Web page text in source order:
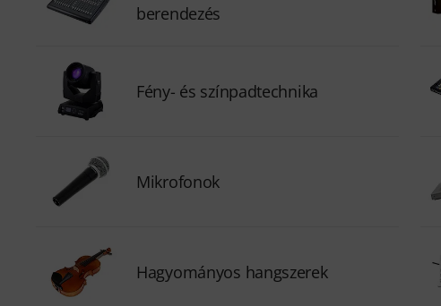
berendezés
Fény- és színpadtechnika
Mikrofonok
Hagyományos hangszerek